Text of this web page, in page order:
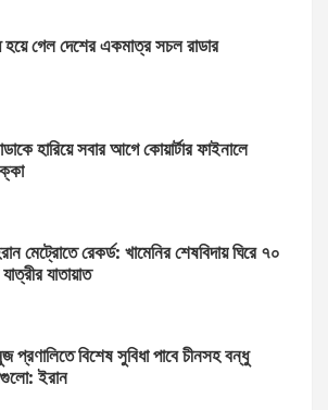
গেল দেশের একমাত্র সচল রাডার
হারিয়ে সবার আগে কোয়ার্টার ফাইনালে
মেট্রোতে রেকর্ড: খামেনির শেষবিদায় ঘিরে ৭০
যাতায়াত
প্রণালিতে বিশেষ সুবিধা পাবে চীনসহ বন্ধু
ইরান